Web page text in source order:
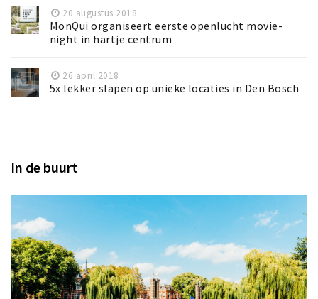
20 augustus 2018
MonQui organiseert eerste openlucht movie-
night in hartje centrum
26 april 2018
5x lekker slapen op unieke locaties in Den Bosch
In de buurt